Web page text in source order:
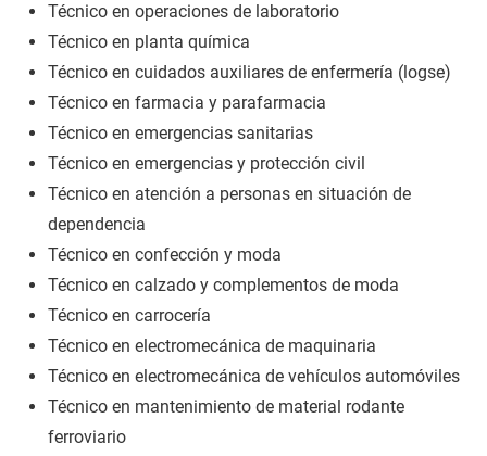
Técnico en operaciones de laboratorio
Técnico en planta química
Técnico en cuidados auxiliares de enfermería (logse)
Técnico en farmacia y parafarmacia
Técnico en emergencias sanitarias
Técnico en emergencias y protección civil
Técnico en atención a personas en situación de
dependencia
Técnico en confección y moda
Técnico en calzado y complementos de moda
Técnico en carrocería
Técnico en electromecánica de maquinaria
Técnico en electromecánica de vehículos automóviles
Técnico en mantenimiento de material rodante
ferroviario